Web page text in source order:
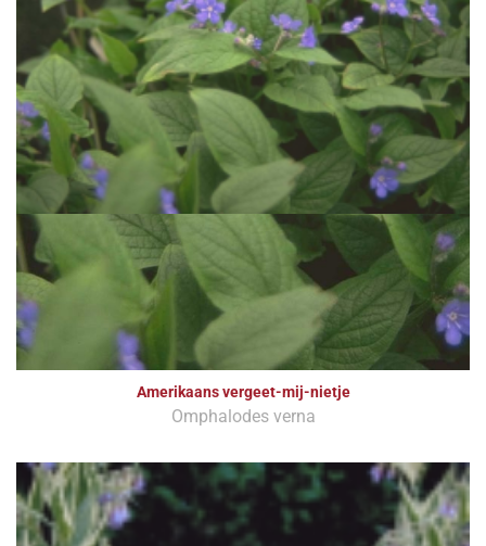
Amerikaans vergeet-mij-nietje
Omphalodes verna